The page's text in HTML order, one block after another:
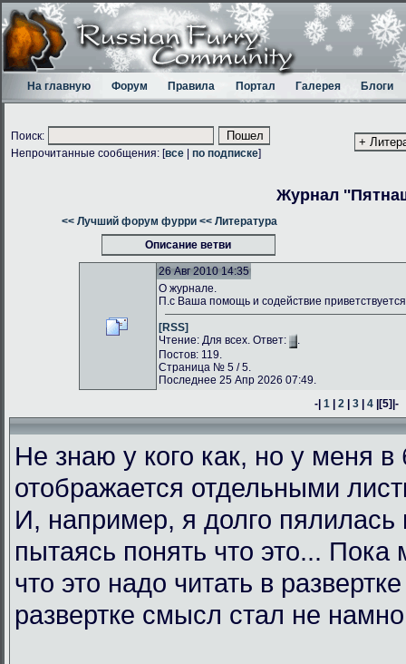
На главную Форум Правила Портал Галерея Блоги
Поиск:
Непрочитанные сообщения: [все по подписке]
Журнал
<< Лучший форум фурри << Литература
Описание ветви
26 Авг 2010 14:35
О журнале.
П.с Ваша помощь и содействие
[RSS]
Чтение: Для всех. Ответ:
.
Постов: 119.
Страница № 5 / 5.
Последнее 25 Апр 2026 07:49.
-|1 |2 |3 |4 |[5]|-
Не знаю у кого как, но у меня в
отображается отдельными
И, например, я долго пялилась
пытаясь понять что это... Пока
что это надо читать в
развертке смысл стал не